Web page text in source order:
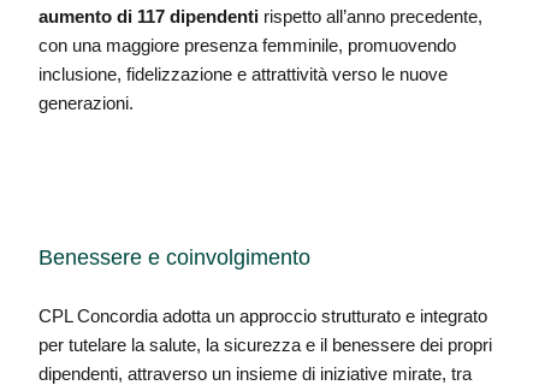
aumento di 117 dipendenti rispetto all’anno precedente,
con una maggiore presenza femminile, promuovendo
inclusione, fidelizzazione e attrattività verso le nuove
generazioni.
Benessere e coinvolgimento
CPL Concordia adotta un approccio strutturato e integrato
per tutelare la salute, la sicurezza e il benessere dei propri
dipendenti, attraverso un insieme di iniziative mirate, tra